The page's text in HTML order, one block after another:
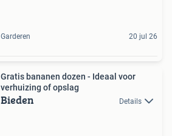
Garderen 20 jul 26
Gratis bananen dozen - Ideaal voor
verhuizing of opslag
Bieden Details